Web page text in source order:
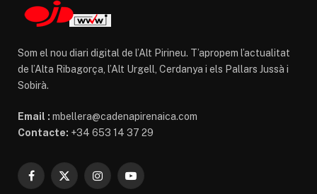
Som el nou diari digital de l’Alt Pirineu. T’apropem l’actualitat
de l’Alta Ribagorça, l’Alt Urgell, Cerdanya i els Pallars Jussà i
Sobirà.
Email : mbellera@cadenapirenaica.com
Contacte: +34 653 14 37 29
Facebook
X
InstagramYouTube